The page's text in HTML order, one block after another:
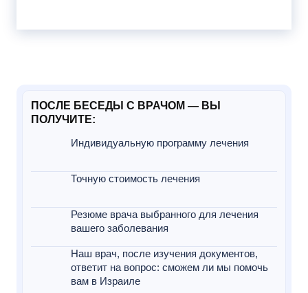
ПОСЛЕ БЕСЕДЫ С ВРАЧОМ — ВЫ
ПОЛУЧИТЕ:
Индивидуальную программу лечения
Точную стоимость лечения
Резюме врача выбранного для лечения
вашего заболевания
Наш врач, после изучения документов,
ответит на вопрос: сможем ли мы помочь
вам в Израиле